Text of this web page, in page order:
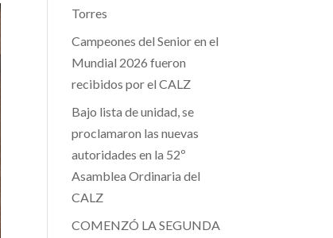
Torres
Campeones del Senior en el
Mundial 2026 fueron
recibidos por el CALZ
Bajo lista de unidad, se
proclamaron las nuevas
autoridades en la 52º
Asamblea Ordinaria del
CALZ
COMENZÓ LA SEGUNDA